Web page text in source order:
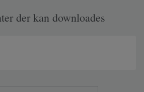
der kan downloades